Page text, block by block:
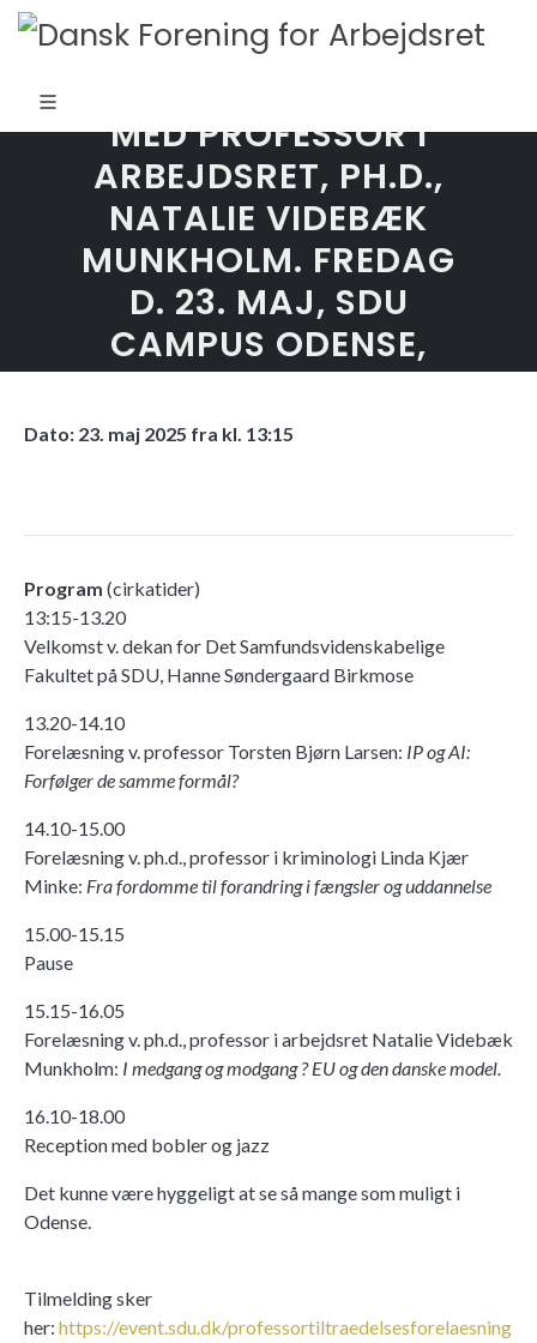
MED PROFESSOR I
ARBEJDSRET, PH.D.,
NATALIE VIDEBÆK
MUNKHOLM. FREDAG
D. 23. MAJ, SDU
CAMPUS ODENSE,
AUDITORIUM O100
Dato: 23. maj 2025 fra kl. 13:15
Program (cirkatider)
13:15-13.20
Velkomst v. dekan for Det Samfundsvidenskabelige
Fakultet på SDU, Hanne Søndergaard Birkmose
13.20-14.10
Forelæsning v. professor Torsten Bjørn Larsen: IP og AI:
Forfølger de samme formål?
14.10-15.00
Forelæsning v. ph.d., professor i kriminologi Linda Kjær
Minke: Fra fordomme til forandring i fængsler og uddannelse
15.00-15.15
Pause
15.15-16.05
Forelæsning v. ph.d., professor i arbejdsret Natalie Videbæk
Munkholm: I medgang og modgang ? EU og den danske model.
16.10-18.00
Reception med bobler og jazz
Det kunne være hyggeligt at se så mange som muligt i
Odense.
Tilmelding sker
her: https://event.sdu.dk/professortiltraedelsesforelaesning